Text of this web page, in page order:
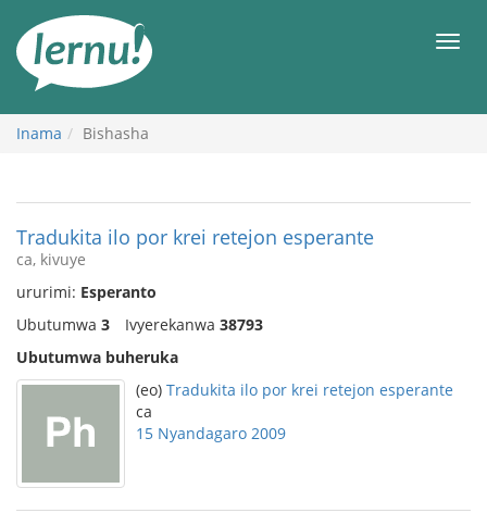
rupapuro
rw'ibirimwo
Inama Bishasha
Tradukita ilo por krei retejon esperante
ca, kivuye
ururimi: Esperanto
Ubutumwa 3 Ivyerekanwa 38793
Ubutumwa buheruka
(eo) Tradukita ilo por krei retejon esperante
ca
15 Nyandagaro 2009